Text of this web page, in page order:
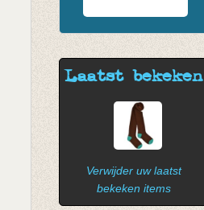
Laatst bekeken
Verwijder uw laatst
bekeken items